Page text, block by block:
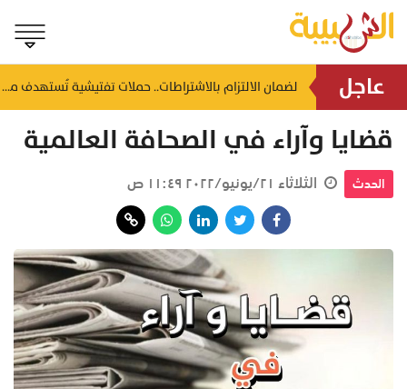
عاجل لضمان الالتزام بالاشتراطات.. حملات تفتيشية تُستهدف محطات الوقود والمنشآت بالظاهرة
قضايا وآراء في الصحافة العالمية
الحدث الثلاثاء ٢١/يونيو/٢٠٢٢ ١١:٤٩ ص